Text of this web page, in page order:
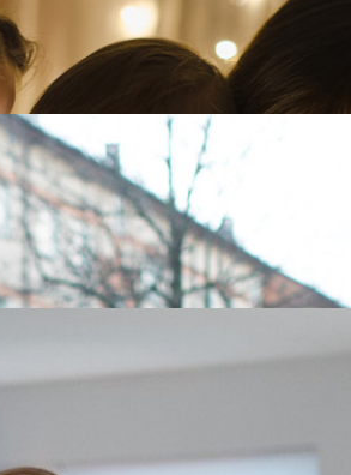
adventslysestaker og lysslynger.
er alt du trenger å vite når du
du velger! Vi hjelper deg med å